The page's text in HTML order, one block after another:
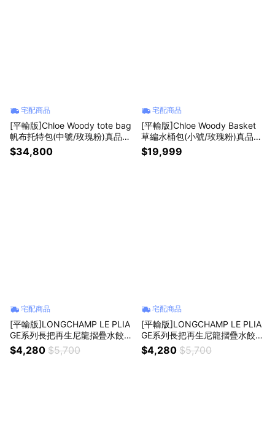
宅配商品
[平輸版]Chloe Woody tote bag
帆布托特包(中號/玫瑰粉)真品平
輸
$34,800
宅配商品
[平輸版]Chloe Woody Basket
草編水桶包(小號/玫瑰粉)真品平
輸
$19,999
宅配商品
[平輸版]LONGCHAMP LE PLIA
GE系列長把再生尼龍摺疊水餃包
(中/橄欖綠)真品平輸
$4,280 $5,700
宅配商品
[平輸版]LONGCHAMP LE PLIA
GE系列長把再生尼龍摺疊水餃包
(中/摩卡)真品平輸
$4,280 $5,700